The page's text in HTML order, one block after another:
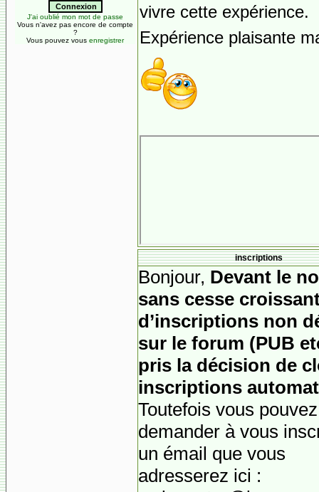
J'ai oublié mon mot de passe
Vous n'avez pas encore de compte
?
Vous pouvez vous enregistrer
vivre cette expérience.
Expérience plaisante
inscriptions
Bonjour, Devant le
sans cesse
d’inscriptions non
sur le forum (PUB
pris la décision de
inscriptions
Toutefois vous pouvez
demander à vous
un émail que vous
adresserez ici :